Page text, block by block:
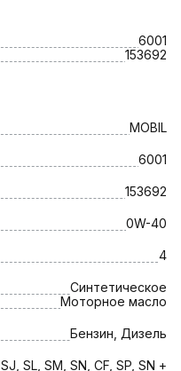
6001
153692
MOBIL
6001
153692
0W-40
4
Синтетическое
Моторное масло
Бензин, Дизель
SJ, SL, SM, SN, CF, SP, SN +